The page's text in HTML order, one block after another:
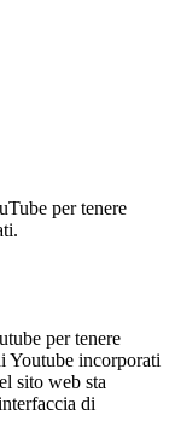
per tenere
per tenere
Youtube incorporati
sito web sta
di